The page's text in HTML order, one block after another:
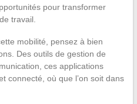
pour transformer
travail.
mobilité, pensez à bien
Des outils de gestion de
ces applications
connecté, où que l’on soit dans